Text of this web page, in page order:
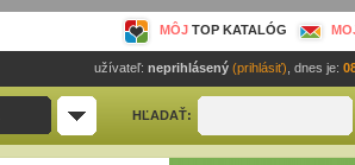
MÔJ TOP KATALÓG
užívateľ: neprihlásený (prihlásiť) , dnes je:
HĽADAŤ: